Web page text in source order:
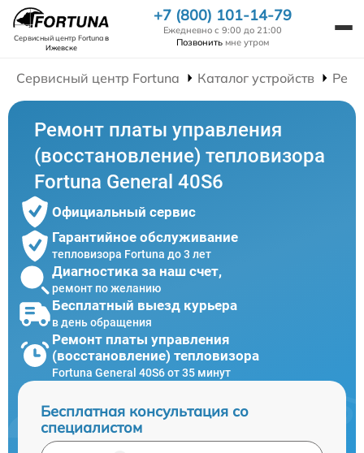
Сервисный центр Fortunaв
Ижевске
+7 (800) 101-14-79
Ежедневно с 9:00 до 21:00
Позвонить мне утром
Сервисный центр Fortuna Каталог устройств
Ремонт платы управления
(восстановление) тепловизора
Fortuna General 40S6
Официальный сервис
Гарантийное обслуживание
тепловизора Fortuna до 3 лет
Диагностика за наш счет,
ремонт по желанию
Бесплатный выезд курьера
в день обращения
Ремонт платы управления
(восстановление) тепловизора
Fortuna General 40S6 от 35 минут
Бесплатная консультация со
специалистом